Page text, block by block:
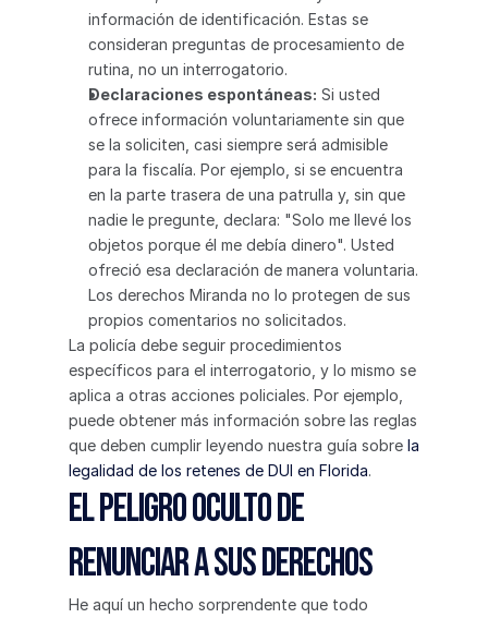
información de identificación. Estas se
consideran preguntas de procesamiento de
rutina, no un interrogatorio.
Declaraciones espontáneas: Si usted
ofrece información voluntariamente sin que
se la soliciten, casi siempre será admisible
para la fiscalía. Por ejemplo, si se encuentra
en la parte trasera de una patrulla y, sin que
nadie le pregunte, declara: "Solo me llevé los
objetos porque él me debía dinero". Usted
ofreció esa declaración de manera voluntaria.
Los derechos Miranda no lo protegen de sus
propios comentarios no solicitados.
La policía debe seguir procedimientos
específicos para el interrogatorio, y lo mismo se
aplica a otras acciones policiales. Por ejemplo,
puede obtener más información sobre las reglas
que deben cumplir leyendo nuestra guía sobre la
legalidad de los retenes de DUI en Florida.
El peligro oculto de
renunciar a sus derechos
He aquí un hecho sorprendente que todo